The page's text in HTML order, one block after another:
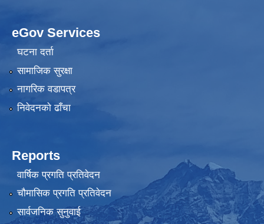
eGov Services
घटना दर्ता
सामाजिक सुरक्षा
नागरिक वडापत्र
निवेदनकाे ढाँचा
Reports
वार्षिक प्रगति प्रतिवेदन
चौमासिक प्रगति प्रतिवेदन
सार्वजनिक सुनुवाई